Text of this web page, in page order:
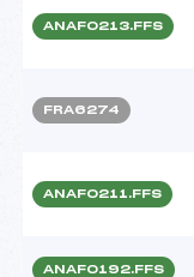
ANAF0213.FFS
FRA6274
ANAF0211.FFS
ANAF0192.FFS